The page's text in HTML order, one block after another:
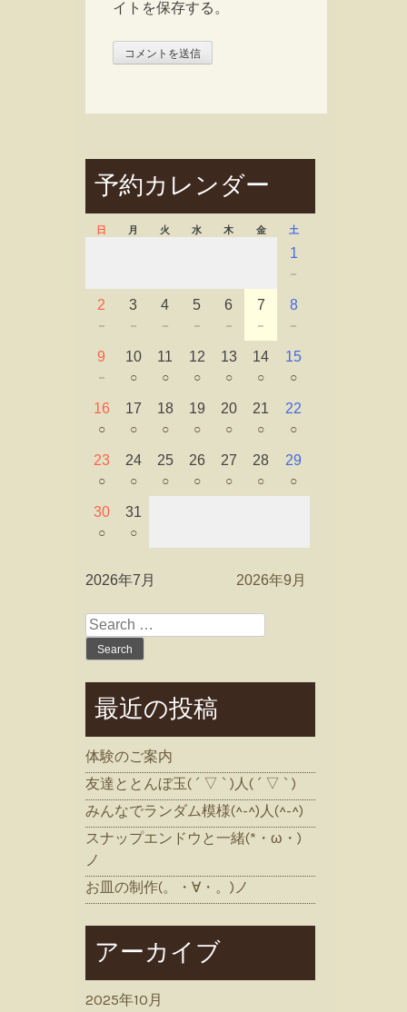
イトを保存する。
予約カレンダー
日 月 火 水 木 金 土
1
－
2
－
3
－
4
－
5
－
6
－
7
－
8
－
9
－
10
○
11
○
12
○
13
○
14
○
15
○
16
○
17
○
18
○
19
○
20
○
21
○
22
○
23
○
24
○
25
○
26
○
27
○
28
○
29
○
30
○
31
○
2026年7月 2026年9月
Search
for:
最近の投稿
体験のご案内
友達ととんぼ玉( ´ ▽ ` )人( ´ ▽ ` )
みんなでランダム模様(^-^)人(^-^)
スナップエンドウと一緒(*・ω・)
ノ
お皿の制作(。・∀・。)ノ
アーカイブ
2025年10月